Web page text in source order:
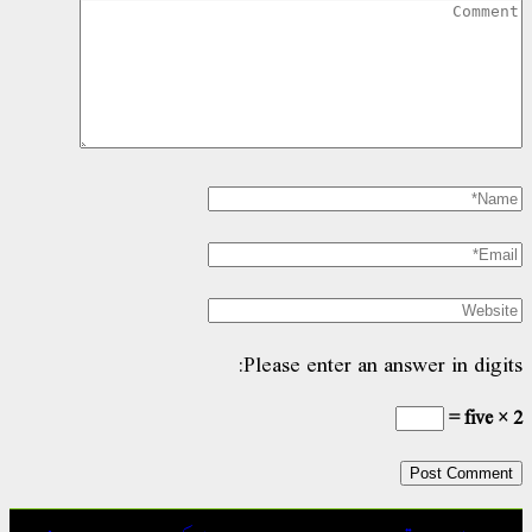
Please enter an answer in digits:
five × 2 =